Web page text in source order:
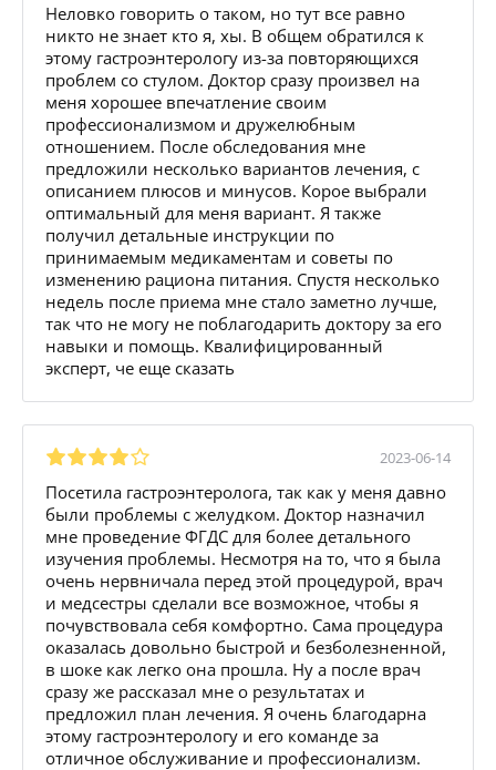
Неловко говорить о таком, но тут все равно
никто не знает кто я, хы. В общем обратился к
этому гастроэнтерологу из-за повторяющихся
проблем со стулом. Доктор сразу произвел на
меня хорошее впечатление своим
профессионализмом и дружелюбным
отношением. После обследования мне
предложили несколько вариантов лечения, с
описанием плюсов и минусов. Корое выбрали
оптимальный для меня вариант. Я также
получил детальные инструкции по
принимаемым медикаментам и советы по
изменению рациона питания. Спустя несколько
недель после приема мне стало заметно лучше,
так что не могу не поблагодарить доктору за его
навыки и помощь. Квалифицированный
эксперт, че еще сказать
2023-06-14
Посетила гастроэнтеролога, так как у меня давно
были проблемы с желудком. Доктор назначил
мне проведение ФГДС для более детального
изучения проблемы. Несмотря на то, что я была
очень нервничала перед этой процедурой, врач
и медсестры сделали все возможное, чтобы я
почувствовала себя комфортно. Сама процедура
оказалась довольно быстрой и безболезненной,
в шоке как легко она прошла. Ну а после врач
сразу же рассказал мне о результатах и
предложил план лечения. Я очень благодарна
этому гастроэнтерологу и его команде за
отличное обслуживание и профессионализм.